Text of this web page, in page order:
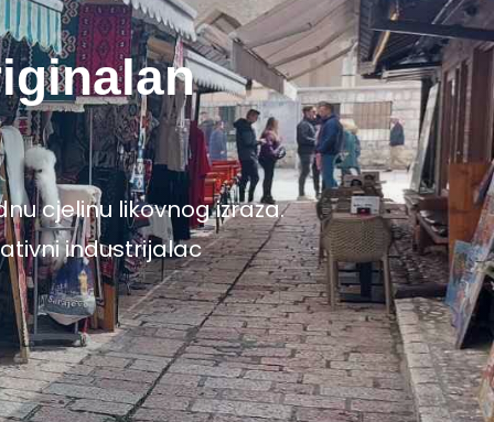
cjelinu likovnog izraza.
industrijalac